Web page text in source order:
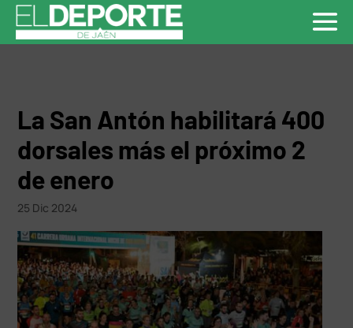
La San Antón habilitará 400
dorsales más el próximo 2
de enero
25 Dic 2024